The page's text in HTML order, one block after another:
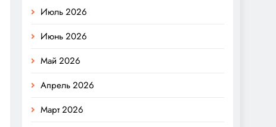
Июль 2026
Июнь 2026
Май 2026
Апрель 2026
Март 2026